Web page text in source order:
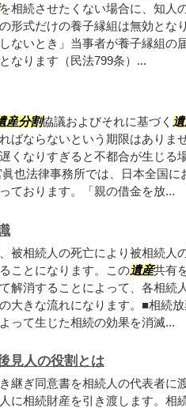
相続させたくない場合に、知人
形式だけの養子縁組は無効とな
ないとき」当事者が養子縁組の
なります（民法799条）...
産分割協議およびそれに基づく
ばならないという期限はありま
くなりすぎると不都合が生じる
也法律事務所では、日本全国に
ております。「親の借金を放...
被相続人の死亡により被相続人
ことになります。この遺産共有
解消することによって、各相続
大きな流れになります。■相続
って生じた相続の効果を消滅...
見人の役割とは
継ぎ同意書を相続人の代表者に
に相続財産を引き渡します。相